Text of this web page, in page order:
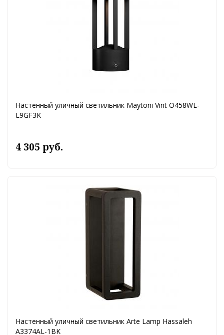
Настенный уличный светильник Maytoni Vint O458WL-
L9GF3K
4 305 руб.
Настенный уличный светильник Arte Lamp Hassaleh
A3374AL-1BK